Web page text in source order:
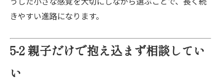
きやすい進路になります。
5-2 親子だけで抱え込まず相談してい
い